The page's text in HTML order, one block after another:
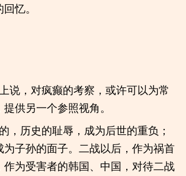
忆。
说，对疯癫的考察，或许可以为常
供另一个参照视角。
，历史的耻辱，成为后世的重负；
为子孙的面子。二战以后，作为祸首
作为受害者的韩国、中国，对待二战